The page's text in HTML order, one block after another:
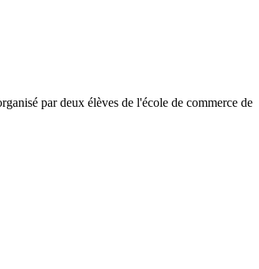
par deux élèves de l'école de commerce de